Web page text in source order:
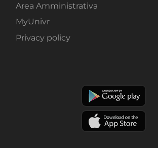
Area Amministrativa
MyUnivr
Privacy policy